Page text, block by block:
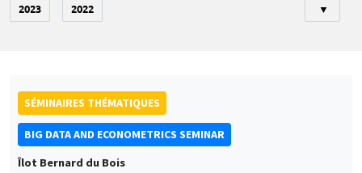
2023 2022 ▼
SÉMINAIRES THÉMATIQUES
BIG DATA AND ECONOMETRICS SEMINAR
Îlot Bernard du Bois